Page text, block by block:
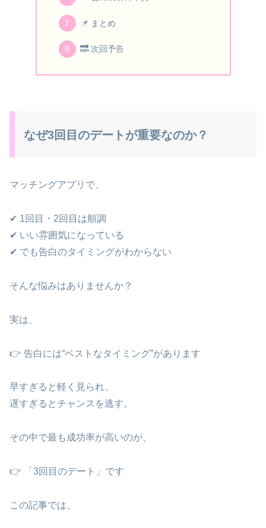
📌 まとめ
🔜 次回予告
なぜ3回目のデートが重要なのか？
マッチングアプリで、
✔ 1回目・2回目は順調
✔ いい雰囲気になっている
✔ でも告白のタイミングがわからない
そんな悩みはありませんか？
実は、
👉 告白には“ベストなタイミング”があります
早すぎると軽く見られ、
遅すぎるとチャンスを逃す。
その中で最も成功率が高いのが、
👉 「3回目のデート」です
この記事では、